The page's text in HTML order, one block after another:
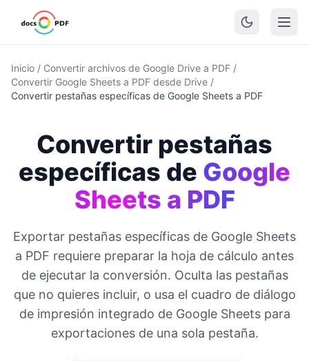
Inicio / Convertir archivos de Google Drive a PDF /
Convertir Google Sheets a PDF desde Drive /
Convertir pestañas específicas de Google Sheets a PDF
Convertir pestañas
específicas de Google
Sheets a PDF
Exportar pestañas específicas de Google Sheets
a PDF requiere preparar la hoja de cálculo antes
de ejecutar la conversión. Oculta las pestañas
que no quieres incluir, o usa el cuadro de diálogo
de impresión integrado de Google Sheets para
exportaciones de una sola pestaña.